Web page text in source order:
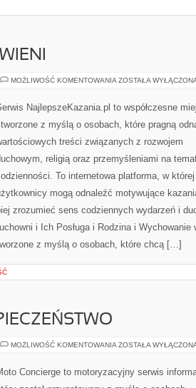
MOŻLIWOŚĆ KOMENTOWANIA ŚWIĘCI
ZOSTAŁA
NajlepszeKazania.pl to współczesne
z myślą o osobach, które pragną
treści związanych z rozwojem
religią oraz przemyśleniami na
To internetowa platforma, w której
mogą odnaleźć motywujące
zrozumieć sens codziennych wydarzeń i
i Ich Posługa i Rodzina i Wychowanie
z myślą o osobach, które chcą […]
MOŻLIWOŚĆ KOMENTOWANIA NOWOCZESNE
ZOSTAŁA
Concierge to motoryzacyjny serwis